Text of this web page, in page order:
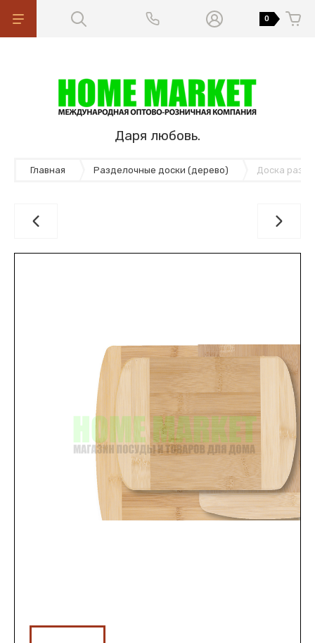
Даря любовь.
0
Главная Разделочные доски (дерево) Доска